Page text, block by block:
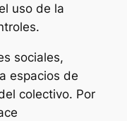
uso de la
sociales,
espacios de
colectivo. Por